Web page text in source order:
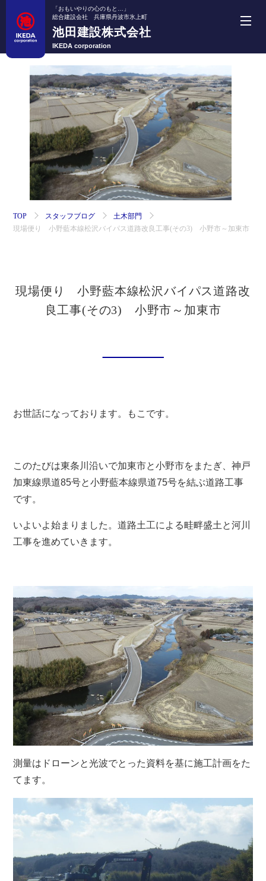
「おもいやりの心のもと…」
総合建設会社 兵庫県丹波市氷上町
池田建設株式会社
IKEDA corporation
TOP スタッフブログ
土木部門
現場便り 小野藍本線松沢バイパス道路改良工事(その3) 小野市～加東市
現場便り 小野藍本線松沢バイパス道路改
良工事(その3) 小野市～加東市
お世話になっております。もこです。
このたびは東条川沿いで加東市と小野市をまたぎ、神戸
加東線県道85号と小野藍本線県道75号を結ぶ道路工事
です。
いよいよ始まりました。道路土工による畦畔盛土と河川
工事を進めていきます。
測量はドローンと光波でとった資料を基に施工計画をた
てます。
池田建設株式会社
事業紹介
機械・車両紹介
施工実績
採用情報
お問い合わせ